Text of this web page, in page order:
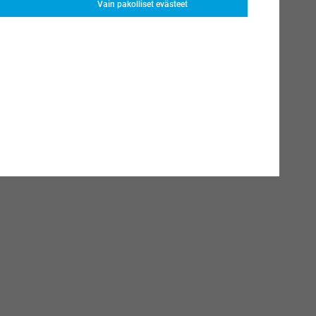
Vain pakolliset evästeet